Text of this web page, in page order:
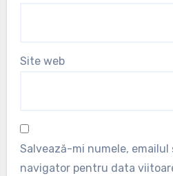
Site web
Salvează-mi numele,
navigator pentru data